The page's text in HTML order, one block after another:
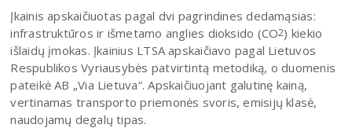
Įkainis apskaičiuotas pagal dvi pagrindines dedamąsias:
infrastruktūros ir išmetamo anglies dioksido (CO2) kiekio
išlaidų įmokas. Įkainius LTSA apskaičiavo pagal Lietuvos
Respublikos Vyriausybės patvirtintą metodiką, o duomenis
pateikė AB „Via Lietuva“. Apskaičiuojant galutinę kainą,
vertinamas transporto priemonės svoris, emisijų klasė,
naudojamų degalų tipas.